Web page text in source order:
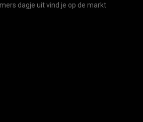
dagje uit vind je op de markt